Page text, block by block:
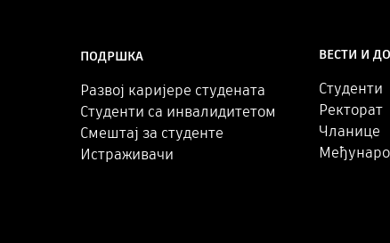
ПОДРШКА
Развој каријере студената
Студенти са инвалидитетом
Смештај за студенте
Истраживачи
ВЕСТИ И
Студенти
Ректорат
Чланице